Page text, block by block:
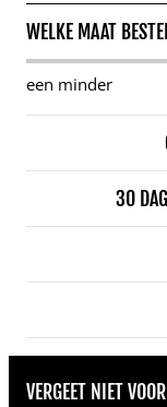
WELKE MAAT
een minder
30
VERGEET NIET